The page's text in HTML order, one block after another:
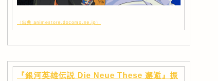
（出典 animestore.docomo.ne.jp）
『銀河英雄伝説 Die Neue These 邂逅』振